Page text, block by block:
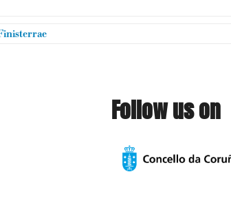
Follow us on